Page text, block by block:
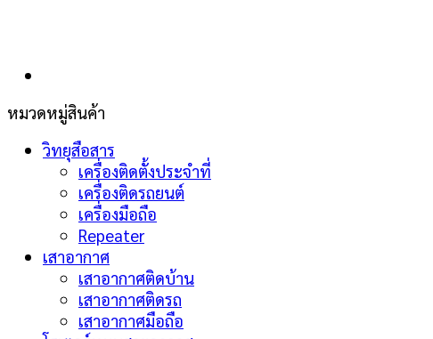
หมวดหมู่สินค้า
วิทยุสือสาร
เครื่องติดตั้งประจำที่
เครื่องติดรถยนต์
เครื่องมือถือ
Repeater
เสาอากาศ
เสาอากาศติดบ้าน
เสาอากาศติดรถ
เสาอากาศมือถือ